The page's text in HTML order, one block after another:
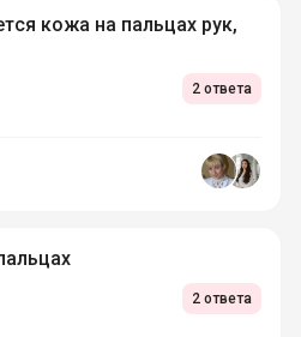
кожа на пальцах рук,
2 ответа
2 ответа